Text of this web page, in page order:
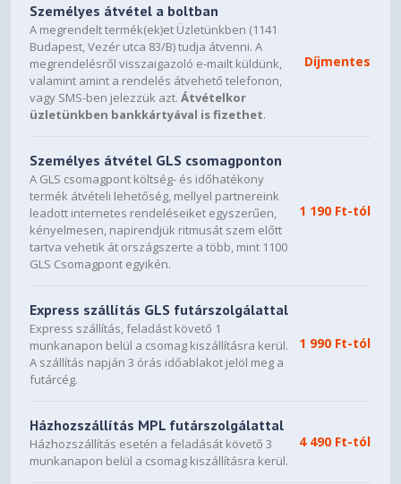
Stereo
TWS pairing (requires 2 speakers)
Multi-speaker pairing
Supported (up to 10 speakers)
USB mode
Supported
Battery & power supply
Charging port
USB Type-C
Package contents
Speaker ×1
User manual ×1
Image guide ×1
Személyes átvétel a boltban
A megrendelt termék(ek)et Üzletünkben (1141
Budapest, Vezér utca 83/B) tudja átvenni. A
megrendelésről visszaigazoló e-mailt küldünk,
valamint amint a rendelés átvehető telefonon,
vagy SMS-ben jelezzük azt.Átvételkor
üzletünkben bankkártyával is fizethet.
Díjmentes
Személyes átvétel GLS csomagponton
A GLS csomagpont költség- és időhatékony
termék átvételi lehetőség, mellyel partnereink
leadott internetes rendeléseiket egyszerűen,
kényelmesen, napirendjük ritmusát szem előtt
tartva vehetik át országszerte a több, mint 1100
GLS Csomagpont egyikén.
1 190 Ft-tól
Express szállítás GLS futárszolgálattal
Express szállítás, feladást követő 1
munkanapon belül a csomag kiszállításra kerül.
A szállítás napján 3 órás időablakot jelöl meg a
futárcég.
1 990 Ft-tól
Házhozszállítás MPL futárszolgálattal
Házhozszállítás esetén a feladását követő 3
munkanapon belül a csomag kiszállításra kerül.
4 490 Ft-tól